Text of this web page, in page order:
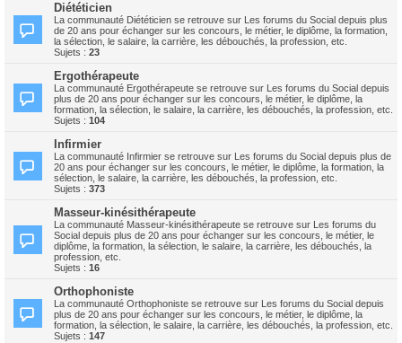
Diététicien
La communauté Diététicien se retrouve sur Les forums du Social depuis plus
de 20 ans pour échanger sur les concours, le métier, le diplôme, la formation,
la sélection, le salaire, la carrière, les débouchés, la profession, etc.
Sujets : 23
Ergothérapeute
La communauté Ergothérapeute se retrouve sur Les forums du Social depuis
plus de 20 ans pour échanger sur les concours, le métier, le diplôme, la
formation, la sélection, le salaire, la carrière, les débouchés, la profession, etc.
Sujets : 104
Infirmier
La communauté Infirmier se retrouve sur Les forums du Social depuis plus de
20 ans pour échanger sur les concours, le métier, le diplôme, la formation, la
sélection, le salaire, la carrière, les débouchés, la profession, etc.
Sujets : 373
Masseur-kinésithérapeute
La communauté Masseur-kinésithérapeute se retrouve sur Les forums du
Social depuis plus de 20 ans pour échanger sur les concours, le métier, le
diplôme, la formation, la sélection, le salaire, la carrière, les débouchés, la
profession, etc.
Sujets : 16
Orthophoniste
La communauté Orthophoniste se retrouve sur Les forums du Social depuis
plus de 20 ans pour échanger sur les concours, le métier, le diplôme, la
formation, la sélection, le salaire, la carrière, les débouchés, la profession, etc.
Sujets : 147